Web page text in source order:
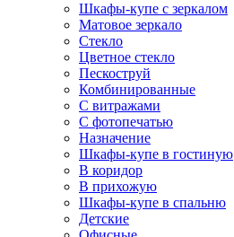
Шкафы-купе с зеркалом
Матовое зеркало
Стекло
Цветное стекло
Пескоструй
Комбинированные
С витражами
С фотопечатью
Назначение
Шкафы-купе в гостиную
В коридор
В прихожую
Шкафы-купе в спальню
Детские